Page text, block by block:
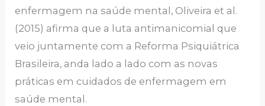
enfermagem na saúde mental, Oliveira et al.
(2015) afirma que a luta antimanicomial que
veio juntamente com a Reforma Psiquiátrica
Brasileira, anda lado a lado com as novas
práticas em cuidados de enfermagem em
saúde mental.